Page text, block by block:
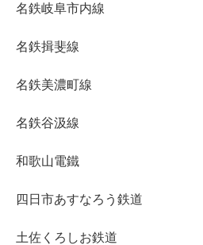
名鉄岐阜市内線
名鉄揖斐線
名鉄美濃町線
名鉄谷汲線
和歌山電鐵
四日市あすなろう鉄道
土佐くろしお鉄道